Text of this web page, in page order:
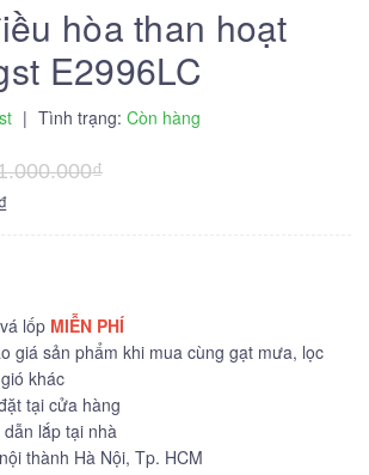
hòa than hoạt
E2996LC
| Tình trạng: Còn hàng
lốp MIỄN PHÍ
giá sản phẩm khi mua cùng gạt mưa, lọc
khác
tại cửa hàng
lắp tại nhà
thành Hà Nội, Tp. HCM